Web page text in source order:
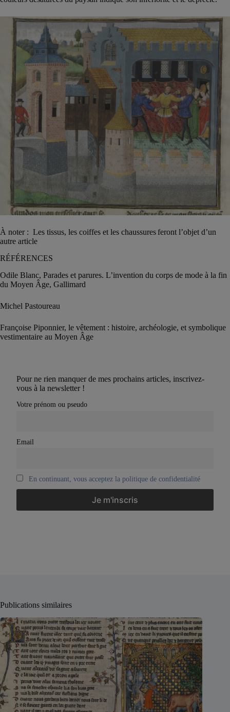
À noter : Les tissus, les coiffes et les chaussures feront l’objet d’un
autre article
RÉFÉRENCES
Odile Blanc, Parades et parures. L’invention du corps de mode à la fin
du Moyen Âge, Gallimard
Michel Pastoureau
Françoise Piponnier, le vêtement : histoire, archéologie, et symbolique
vestimentaire au Moyen Âge
Pour ne rien manquer de mes prochains articles, inscrivez-
vous à la newsletter !
Votre prénom ou pseudo
Email
En continuant, vous acceptez la politique de confidentialité
Publications similaires